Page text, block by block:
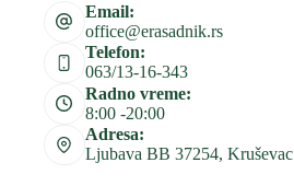
Email:
office@erasadnik.rs
Telefon:
063/13-16-343
Radno vreme:
8:00 -20:00
Adresa:
Ljubava BB 37254, Kruševac